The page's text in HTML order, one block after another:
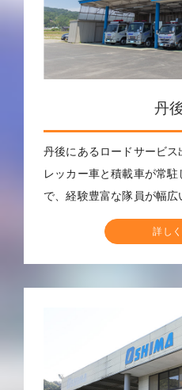
丹
丹後にあるロードサービス
レッカー車と積載車が常
で、経験豊富な隊員が幅
詳し